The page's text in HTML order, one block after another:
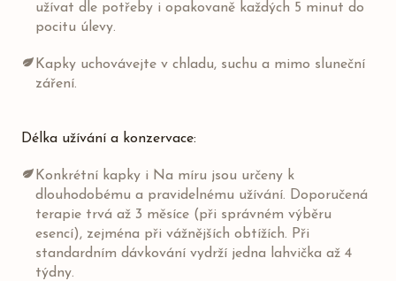
užívat dle potřeby i opakovaně každých 5 minut do
pocitu úlevy.
Kapky uchovávejte v chladu, suchu a mimo sluneční
záření.
Délka užívání a konzervace:
Konkrétní kapky i Na míru jsou určeny k
dlouhodobému a pravidelnému užívání. Doporučená
terapie trvá až 3 měsíce (při správném výběru
esencí), zejména při vážnějších obtížích. Při
standardním dávkování vydrží jedna lahvička až 4
týdny.